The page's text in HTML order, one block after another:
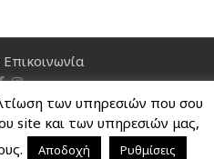
Επικοινωνία
2026, All Rights Reserved
των υπηρεσιών που σου
site και των υπηρεσιών μας,
Αποδοχή Ρυθμίσεις